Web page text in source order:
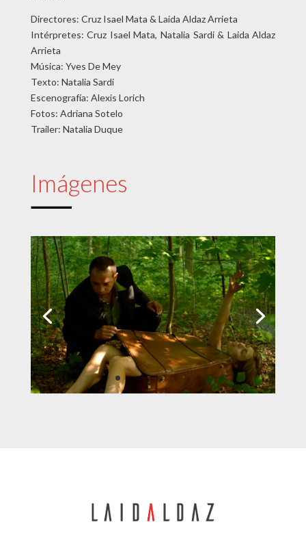
Directores: Cruz Isael Mata & Laida Aldaz Arrieta
Intérpretes: Cruz Isael Mata, Natalia Sardi & Laida Aldaz
Arrieta
Música: Yves De Mey
Texto: Natalia Sardi
Escenografía: Alexis Lorich
Fotos: Adriana Sotelo
Trailer: Natalia Duque
Imágenes